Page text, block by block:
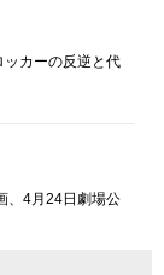
ッカーの反逆と代
、4月24日劇場公